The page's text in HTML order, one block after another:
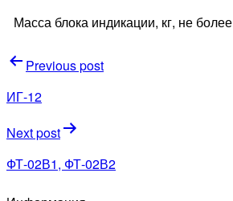
Масса блока индикации, кг, не более
Навигация
по
записям
Previous post
ИГ-12
Next post
ФТ-02В1, ФТ-02В2